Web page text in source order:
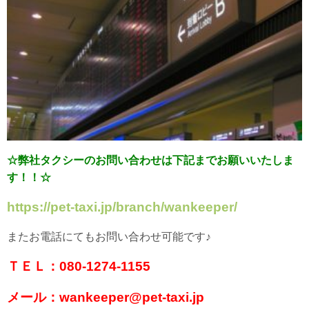
☆弊社タクシーのお問い合わせは下記までお願いいたしま
す！！☆
https://pet-taxi.jp/branch/wankeeper/
またお電話にてもお問い合わせ可能です♪
ＴＥＬ：080-1274-1155
メール：wankeeper@pet-taxi.jp